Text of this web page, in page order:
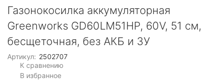
Газонокосилка аккумуляторная
Greenworks GD60LM51HP, 60V, 51 см,
бесщеточная, без АКБ и ЗУ
Артикул: 2502707
К сравнению
В избранное